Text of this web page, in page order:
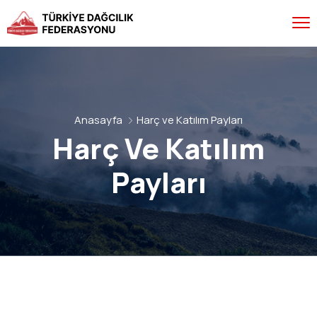
Anasayfa Harç ve Katılım Payları
Harç Ve Katılım
Payları